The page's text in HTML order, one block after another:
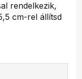
rendelkezik,
cm-rel állítsd